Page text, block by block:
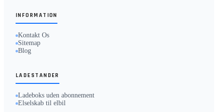
INFORMATION
Kontakt Os
Sitemap
Blog
LADESTANDER
Ladeboks uden abonnement
Elselskab til elbil